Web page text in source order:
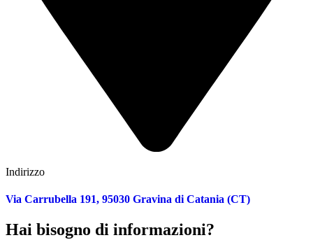
Indirizzo
Via Carrubella 191, 95030 Gravina di Catania (CT)
Hai bisogno di informazioni?